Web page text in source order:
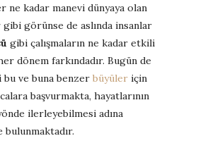
ne kadar manevi dünyaya olan
görünse de aslında insanlar
gibi çalışmaların ne kadar etkili
dönem farkındadır. Bugün de
ve buna benzer büyüler için
başvurmakta, hayatlarının
ilerleyebilmesi adına